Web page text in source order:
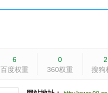
6
百度权重
0
360权重
2
搜狗